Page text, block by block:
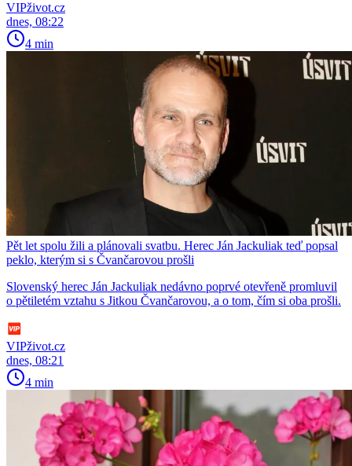
VIPživot.cz
dnes, 08:22
4 min
Pět let spolu žili a plánovali svatbu. Herec Ján Jackuliak teď popsal
peklo, kterým si s Čvančarovou prošli
Slovenský herec Ján Jackuliak nedávno poprvé otevřeně promluvil
o pětiletém vztahu s Jitkou Čvančarovou, a o tom, čím si oba prošli.
VIPživot.cz
dnes, 08:21
4 min